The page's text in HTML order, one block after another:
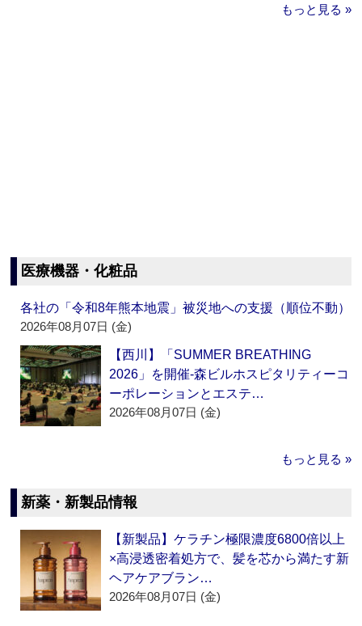
もっと見る »
医療機器・化粧品
各社の「令和8年熊本地震」被災地への支援（順位不動）
2026年08月07日 (金)
【西川】「SUMMER BREATHING
2026」を開催‐森ビルホスピタリティーコ
ーポレーションとエステ…
2026年08月07日 (金)
もっと見る »
新薬・新製品情報
【新製品】ケラチン極限濃度6800倍以上
×高浸透密着処方で、髪を芯から満たす新
ヘアケアブラン…
2026年08月07日 (金)